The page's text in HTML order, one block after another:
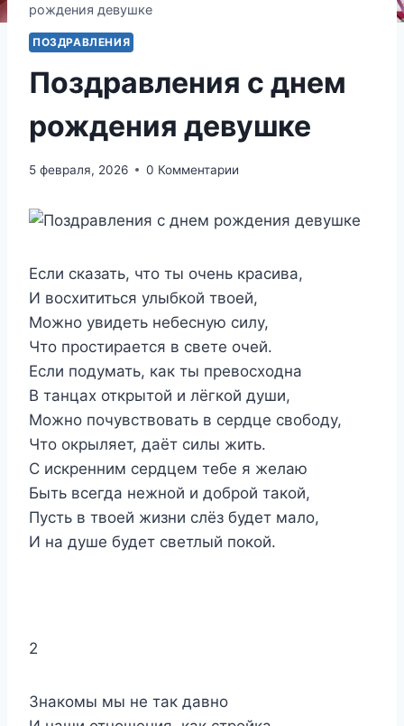
рождения девушке
ПОЗДРАВЛЕНИЯ
Поздравления с днем
рождения девушке
5 февраля, 2026 0 Комментарии
Если сказать, что ты очень красива,
И восхититься улыбкой твоей,
Можно увидеть небесную силу,
Что простирается в свете очей.
Если подумать, как ты превосходна
В танцах открытой и лёгкой души,
Можно почувствовать в сердце свободу,
Что окрыляет, даёт силы жить.
С искренним сердцем тебе я желаю
Быть всегда нежной и доброй такой,
Пусть в твоей жизни слёз будет мало,
И на душе будет светлый покой.
2
Знакомы мы не так давно